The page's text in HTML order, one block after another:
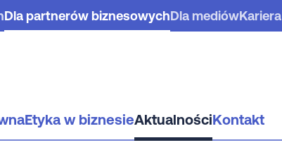
Dla partnerów biznesowychDla mediówKariera
Etyka w biznesieAktualnościKontakt